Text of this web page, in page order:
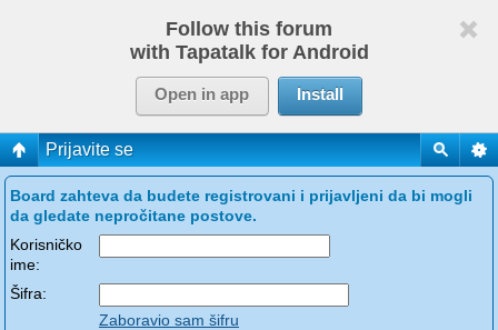
Follow this forum
with Tapatalk for Android
Open in app Install
Prijavite se
Board zahteva da budete registrovani i prijavljeni da bi mogli
da gledate nepročitane postove.
Korisničko
ime:
Šifra:
Zaboravio sam šifru